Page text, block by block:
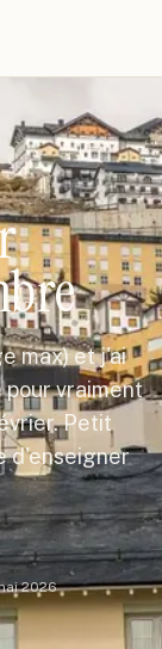
max) et j'ai
pour vraiment
Petit
d'enseigner
2026